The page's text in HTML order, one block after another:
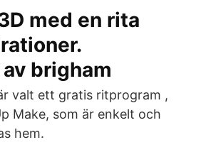
med en rita
brigham
valt ett gratis ritprogram ,
Make, som är enkelt och
hem.